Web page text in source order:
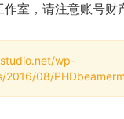
作室，请注意账号财
wp-
2016/08/